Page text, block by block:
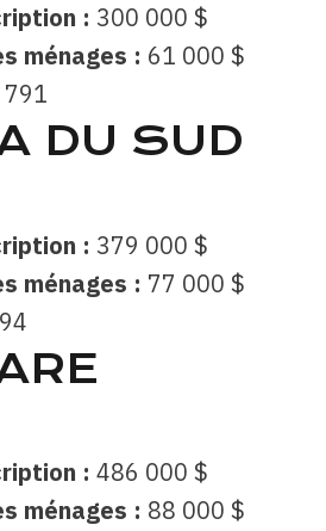
: 300 000 $
ménages : 61 000 $
DU SUD
: 379 000 $
ménages : 77 000 $
: 486 000 $
ménages : 88 000 $